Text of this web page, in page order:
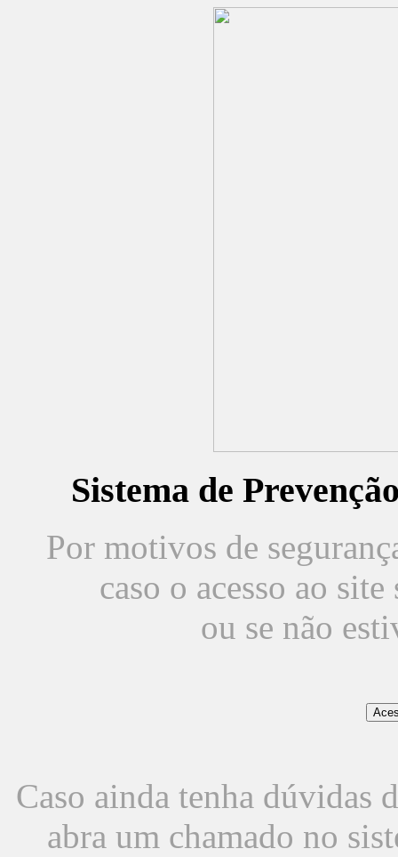
Sistema de
Por motivos de
caso o acesso ao
ou se não
Caso ainda tenha dúvidas
abra um chamado no